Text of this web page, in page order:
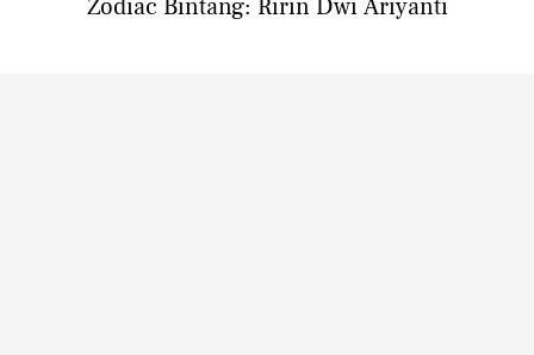
Zodiac Bintang: Ririn Dwi Ariyanti